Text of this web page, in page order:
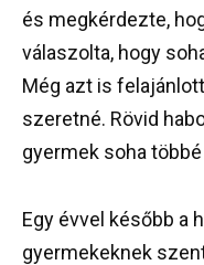
és megkérdezte,
válaszolta, hogy
Még azt is
szeretné. Rövid
gyermek soha
Egy évvel később a
gyermekeknek